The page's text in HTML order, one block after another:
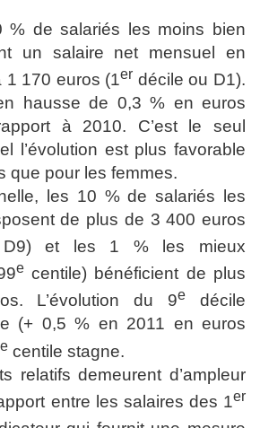
% de salariés les moins bien
un salaire net mensuel en
1 170 euros (1er décile ou D1).
hausse de 0,3 % en euros
à 2010. C’est le seul
l’évolution est plus favorable
que pour les femmes.
les 10 % de salariés les
de plus de 3 400 euros
et les 1 % les mieux
ecentile) bénéficient de plus
L’évolution du 9e
décile
(+ 0,5 % en 2011 en euros
e centile stagne.
relatifs demeurent d’ampleur
entre les salaires des 1er